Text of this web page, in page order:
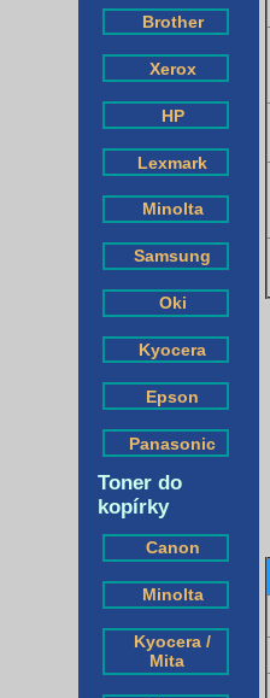
Brother
Xerox
HP
Lexmark
Minolta
Samsung
Oki
Kyocera
Epson
Panasonic
Toner do
kopírky
Canon
Minolta
Kyocera /
Mita